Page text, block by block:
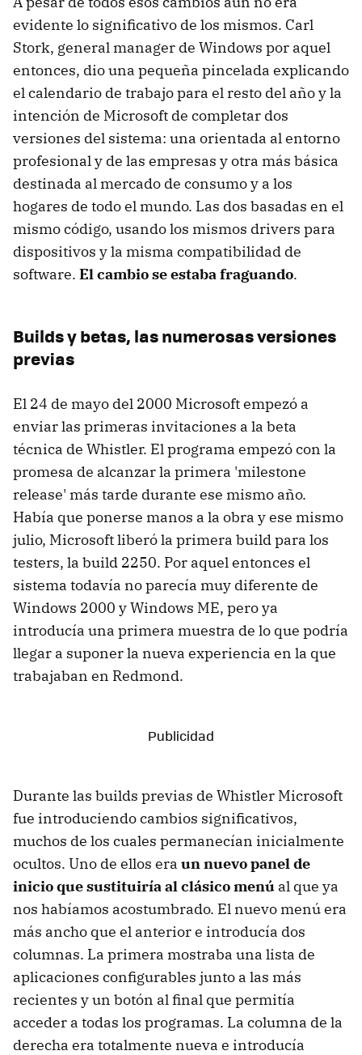
evidente lo significativo de los mismos. Carl
Stork, general manager de Windows por aquel
entonces, dio una pequeña pincelada explicando
el calendario de trabajo para el resto del año y la
intención de Microsoft de completar dos
versiones del sistema: una orientada al entorno
profesional y de las empresas y otra más básica
destinada al mercado de consumo y a los
hogares de todo el mundo. Las dos basadas en el
mismo código, usando los mismos drivers para
dispositivos y la misma compatibilidad de
software. El cambio se estaba fraguando.
Builds y betas, las numerosas versiones
previas
El 24 de mayo del 2000 Microsoft empezó a
enviar las primeras invitaciones a la beta
técnica de Whistler. El programa empezó con la
promesa de alcanzar la primera 'milestone
release' más tarde durante ese mismo año.
Había que ponerse manos a la obra y ese mismo
julio, Microsoft liberó la primera build para los
testers, la build 2250. Por aquel entonces el
sistema todavía no parecía muy diferente de
Windows 2000 y Windows ME, pero ya
introducía una primera muestra de lo que podría
llegar a suponer la nueva experiencia en la que
trabajaban en Redmond.
Durante las builds previas de Whistler Microsoft
fue introduciendo cambios significativos,
muchos de los cuales permanecían inicialmente
ocultos. Uno de ellos era un nuevo panel de
inicio que sustituiría al clásico menú al que ya
nos habíamos acostumbrado. El nuevo menú era
más ancho que el anterior e introducía dos
columnas. La primera mostraba una lista de
aplicaciones configurables junto a las más
recientes y un botón al final que permitía
acceder a todas los programas. La columna de la
derecha era totalmente nueva e introducía